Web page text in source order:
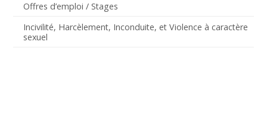
Offres d’emploi / Stages
Incivilité, Harcèlement, Inconduite, et Violence à caractère
sexuel